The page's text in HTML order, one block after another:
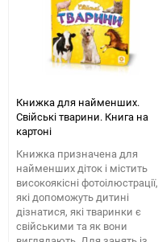
Книжка для найменших.
Свійські тварини. Книга на
картоні
Книжка призначена для
найменших діток і містить
високоякісні фотоілюстрації,
які допоможуть дитині
дізнатися, які тваринки є
свійськими та як вони